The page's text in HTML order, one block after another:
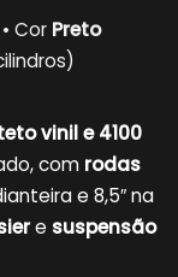
• Cor Preto
vinil e 4100
com rodas
e 8,5″ na
e suspensão